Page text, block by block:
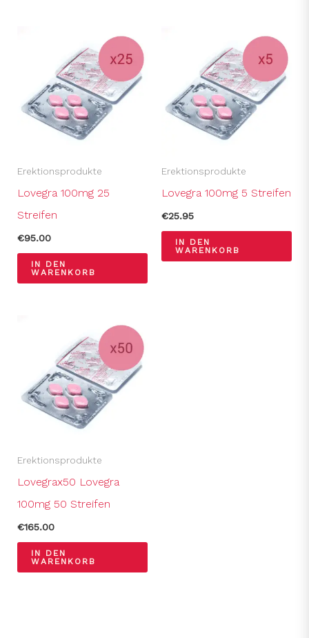
Erektionsprodukte
Lovegra 100mg 25
Streifen
€95.00
IN DEN
WARENKORB
Erektionsprodukte
Lovegra 100mg 5 Streifen
€25.95
IN DEN
WARENKORB
Erektionsprodukte
Lovegrax50 Lovegra
100mg 50 Streifen
€165.00
IN DEN
WARENKORB